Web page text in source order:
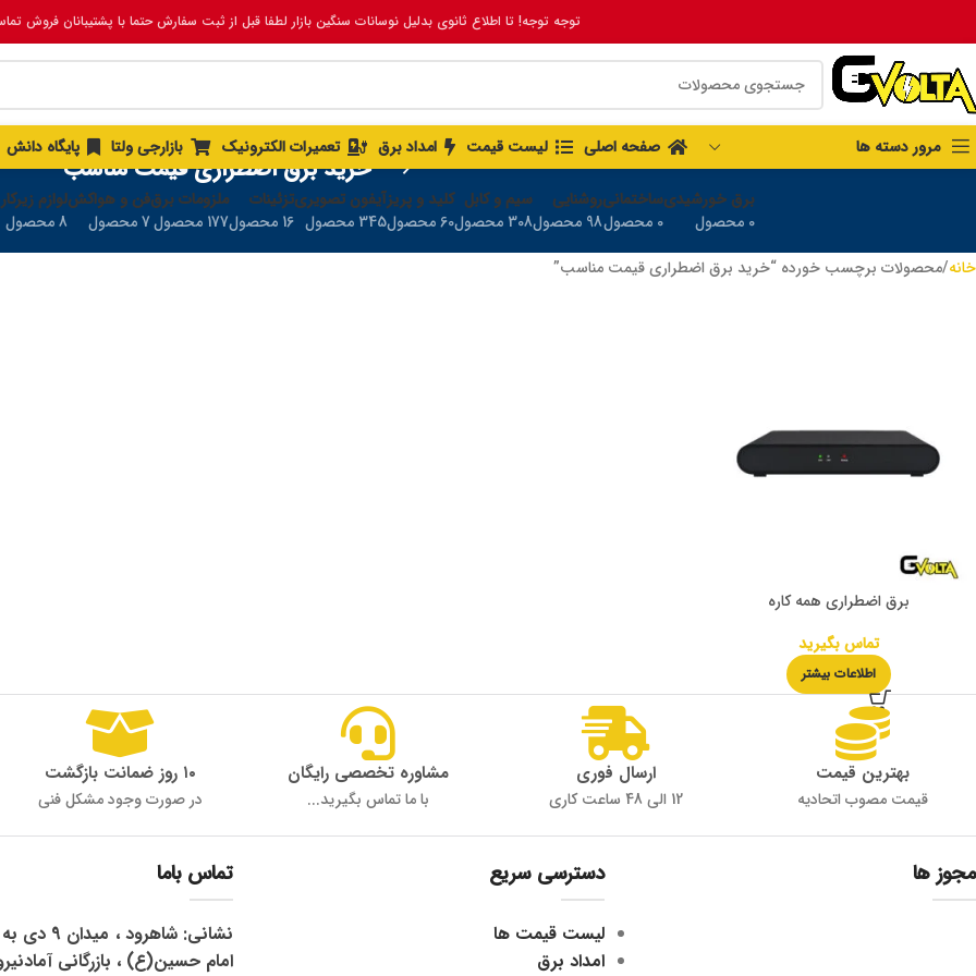
توجه توجه! تا اطلاع ثانوی بدلیل نوسانات سنگین بازار لطفا قبل از ثبت سفارش حتما با پشتیبانان فروش
مرور دسته ها صفحه اصلی لیست قیمت امداد برق تعمیرات الکترونیک بازارجی ولتا پایگاه دانش
خرید برق اضطراری قیمت مناسب
برق خورشیدی
0 محصول
ساختمانی
0 محصول
روشنایی
98 محصول
سیم و کابل
308 محصول
کلید و پریز
60 محصول
آیفون تصویری
345 محصول
تزئینات
16 محصول
ملزومات برق
177 محصول
فن و هواکش
7 محصول
لوازم
8 محصول
خانه محصولات برچسب خورده “خرید برق اضطراری قیمت مناسب”
برق اضطراری همه کاره
تماس بگیرید
اطلاعات بیشتر
بهترین قیمت
قیمت مصوب اتحادیه
ارسال فوری
12 الی 48 ساعت کاری
مشاوره تخصصی رایگان
با ما تماس بگیرید...
۱۰ روز ضمانت بازگشت
در صورت وجود مشکل فنی
مجوز ها دسترسی سریع
لیست قیمت ها
امداد برق
تماس باما
نشانی:
امام حسین(ع) ، بازرگانی